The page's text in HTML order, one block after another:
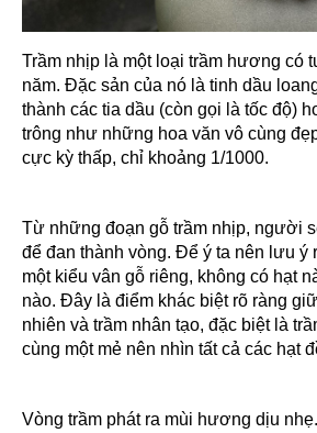
Trầm nhịp là một loại trầm hương có
năm. Đặc sản của nó là tinh dầu
thành các tia dầu (còn gọi là tốc độ)
trông như những hoa văn vô cùng
cực kỳ thấp, chỉ khoảng 1/1000.
Từ những đoạn gỗ trầm nhịp, người
để đan thành vòng. Để ý ta nên lưu ý
một kiểu vân gỗ riêng, không có hạt
nào. Đây là điểm khác biệt rõ ràng
nhiên và trầm nhân tạo, đặc biệt là
cùng một mẻ nên nhìn tất cả các hạt
Vòng trầm phát ra mùi hương dịu